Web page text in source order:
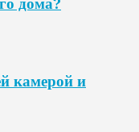
дома?
камерой и